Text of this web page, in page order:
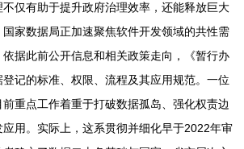
仅有助于提升政府治理效率，还能释放巨大
家数据局正加速聚焦软件开发领域的共性需
据此前公开信息和相关政策走向，《暂行办
记的标准、权限、流程及其应用规范。一位
重点工作着重于打破数据孤岛、强化权责边
用。实际上，这系贯彻并细化早于2022年审